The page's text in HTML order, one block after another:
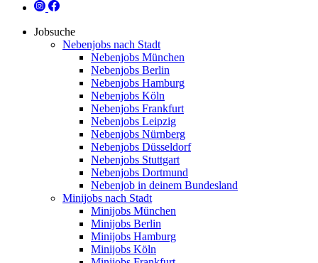
Jobsuche
Nebenjobs nach Stadt
Nebenjobs München
Nebenjobs Berlin
Nebenjobs Hamburg
Nebenjobs Köln
Nebenjobs Frankfurt
Nebenjobs Leipzig
Nebenjobs Nürnberg
Nebenjobs Düsseldorf
Nebenjobs Stuttgart
Nebenjobs Dortmund
Nebenjob in deinem Bundesland
Minijobs nach Stadt
Minijobs München
Minijobs Berlin
Minijobs Hamburg
Minijobs Köln